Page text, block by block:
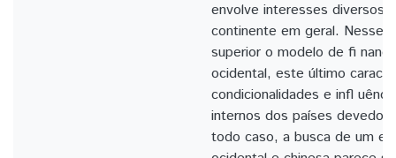
envolve interesses diversos
continente em geral. Nesse
superior o modelo de fi
ocidental, este último
condicionalidades e infl
internos dos países
todo caso, a busca de um